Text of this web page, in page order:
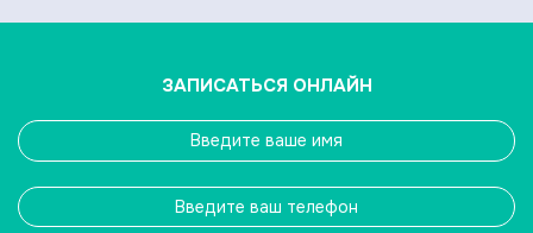
ЗАПИСАТЬСЯ ОНЛАЙН